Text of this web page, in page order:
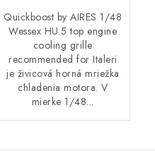
Quickboost by AIRES 1/48
Wessex HU.5 top engine
cooling grille
recommended for Italeri
je živicová horná mriežka
chladenia motora. V
mierke 1/48...